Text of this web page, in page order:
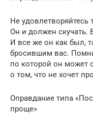
Не удовлетворяйтесь
Он и должен скучать.
И все же он как был,
бросившим вас.
по которой он может
о том, что не хочет
Оправдание типа
проще»